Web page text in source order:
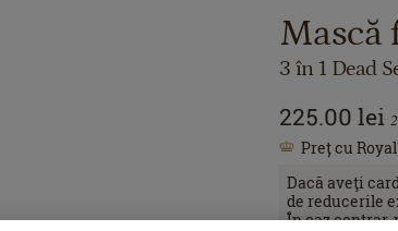
Mască
3 în 1 Dead
225.00 lei
Preț cu Royal
Dacă aveţi
de reducerile
În caz contrar,